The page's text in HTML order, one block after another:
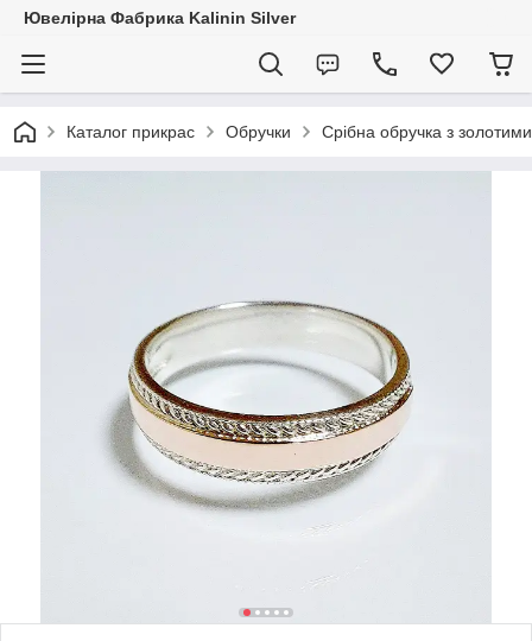
Ювелірна Фабрика Kalinin Silver
Каталог прикрас Обручки Срібна обручка з